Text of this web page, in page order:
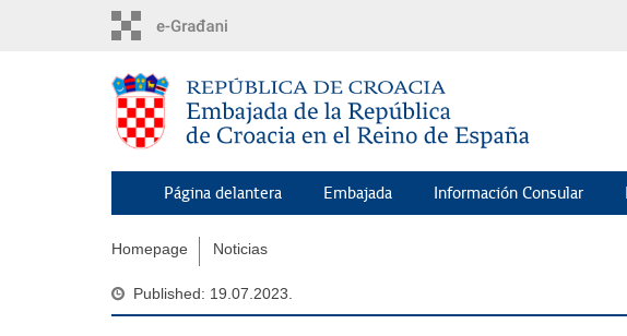
Página delantera Embajada Información Consular
Homepage Noticias
Published: 19.07.2023.